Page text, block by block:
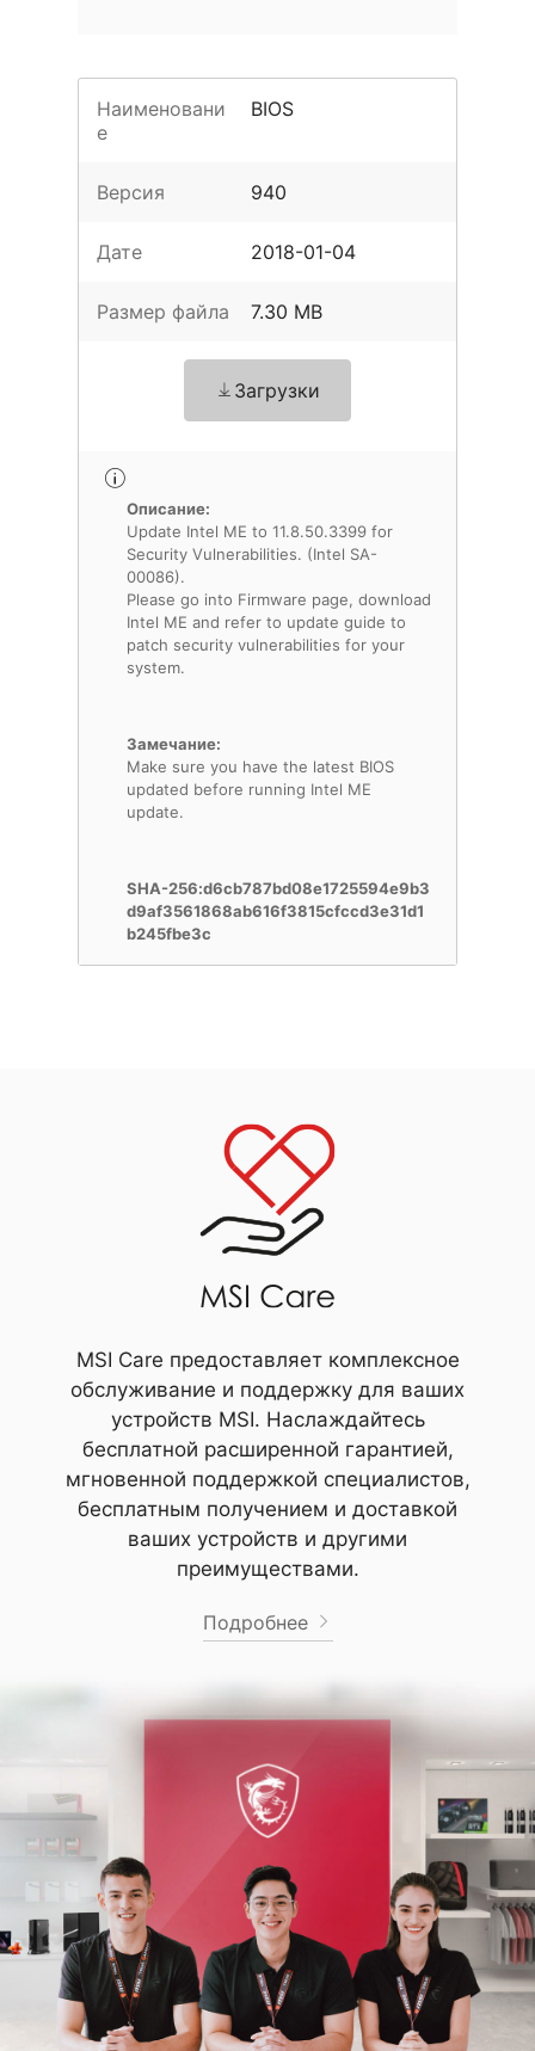
Наименовани
е
BIOS
Версия 940
Дате 2018-01-04
Размер файла 7.30 MB
Загрузки
Описание:
Update Intel ME to 11.8.50.3399 for
Security Vulnerabilities. (Intel SA-
00086).
Please go into Firmware page, download
Intel ME and refer to update guide to
patch security vulnerabilities for your
system.
Замечание:
Make sure you have the latest BIOS
updated before running Intel ME
update.
SHA-256:d6cb787bd08e1725594e9b3
d9af3561868ab616f3815cfccd3e31d1
b245fbe3c
MSI Care предоставляет комплексное
обслуживание и поддержку для ваших
устройств MSI. Наслаждайтесь
бесплатной расширенной гарантией,
мгновенной поддержкой специалистов,
бесплатным получением и доставкой
ваших устройств и другими
преимуществами.
Подробнее